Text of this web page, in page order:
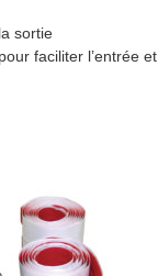
sortie
faciliter l’entrée et